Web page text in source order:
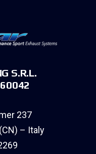
S.R.L.
237
– Italy